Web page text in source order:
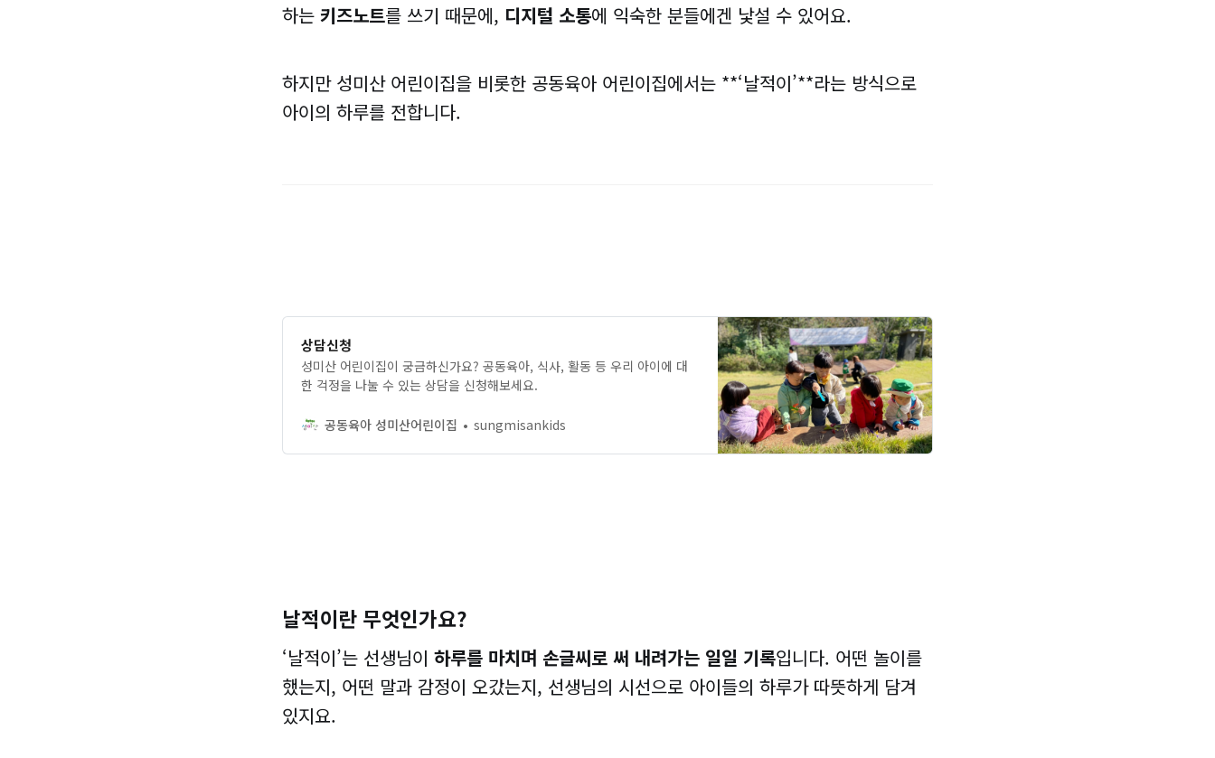
하는 키즈노트를 쓰기 때문에, 디지털 소통에 익숙한 분들에겐 낯설 수 있어요.
하지만 성미산 어린이집을 비롯한 공동육아 어린이집에서는 **‘날적이’**라는 방식으로
아이의 하루를 전합니다.
상담신청
성미산 어린이집이 궁금하신가요? 공동육아, 식사, 활동 등 우리 아이에 대
한 걱정을 나눌 수 있는 상담을 신청해보세요.
공동육아 성미산어린이집 sungmisankids
날적이란 무엇인가요?
‘날적이’는 선생님이 하루를 마치며 손글씨로 써 내려가는 일일 기록입니다. 어떤 놀이를
했는지, 어떤 말과 감정이 오갔는지, 선생님의 시선으로 아이들의 하루가 따뜻하게 담겨
있지요.